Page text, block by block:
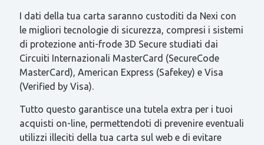
I dati della tua carta saranno custoditi da Nexi con
le migliori tecnologie di sicurezza, compresi i sistemi
di protezione anti-frode 3D Secure studiati dai
Circuiti Internazionali MasterCard (SecureCode
MasterCard), American Express (Safekey) e Visa
(Verified by Visa).
Tutto questo garantisce una tutela extra per i tuoi
acquisti on-line, permettendoti di prevenire eventuali
utilizzi illeciti della tua carta sul web e di evitare